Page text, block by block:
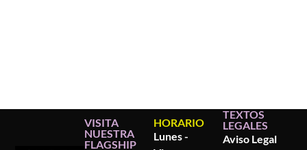
VISITA
NUESTRA
FLAGSHIP
HORARIO
Lunes -
TEXTOS
LEGALES
Aviso Legal